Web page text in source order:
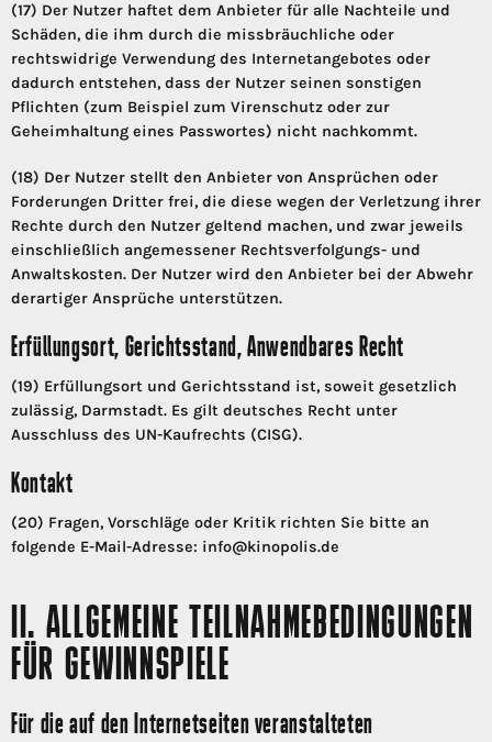
(17) Der Nutzer haftet dem Anbieter für alle Nachteile und
Schäden, die ihm durch die missbräuchliche oder
rechtswidrige Verwendung des Internetangebotes oder
dadurch entstehen, dass der Nutzer seinen sonstigen
Pflichten (zum Beispiel zum Virenschutz oder zur
Geheimhaltung eines Passwortes) nicht nachkommt.
(18) Der Nutzer stellt den Anbieter von Ansprüchen oder
Forderungen Dritter frei, die diese wegen der Verletzung ihrer
Rechte durch den Nutzer geltend machen, und zwar jeweils
einschließlich angemessener Rechtsverfolgungs- und
Anwaltskosten. Der Nutzer wird den Anbieter bei der Abwehr
derartiger Ansprüche unterstützen.
Erfüllungsort, Gerichtsstand, Anwendbares Recht
(19) Erfüllungsort und Gerichtsstand ist, soweit gesetzlich
zulässig, Darmstadt. Es gilt deutsches Recht unter
Ausschluss des UN-Kaufrechts (CISG).
Kontakt
(20) Fragen, Vorschläge oder Kritik richten Sie bitte an
folgende E-Mail-Adresse: info@kinopolis.de
II. ALLGEMEINE TEILNAHMEBEDINGUNGEN
FÜR GEWINNSPIELE
Für die auf den Internetseiten veranstalteten